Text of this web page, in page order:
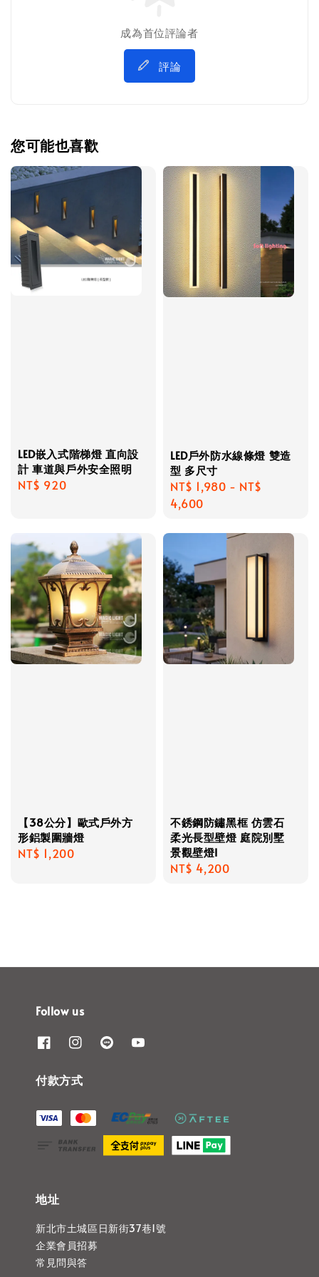
成為首位評論者
評論
您可能也喜歡
LED嵌入式階梯燈 直向設
計 車道與戶外安全照明
Regular
NT$ 920
LED戶外防水線條燈 雙造
型 多尺寸
Regular
price
NT$ 1,980 - NT$
4,600
【38公分】歐式戶外方
形鋁製圍牆燈
Regular
NT$ 1,200
不銹鋼防鏽黑框 仿雲石
柔光長型壁燈 庭院別墅
景觀壁燈I
Regular
NT$ 4,200
Follow us
付款方式
地址
新北市土城區日新街37巷1號
企業會員招募
常見問與答